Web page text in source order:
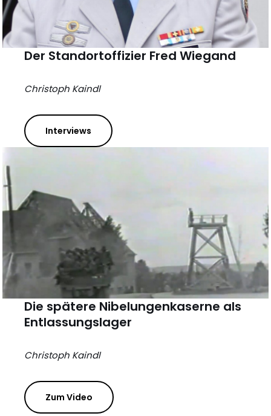
Der Standortoffizier Fred Wiegand
Christoph Kaindl
Interviews
Die spätere Nibelungenkaserne als
Entlassungslager
Christoph Kaindl
Zum Video